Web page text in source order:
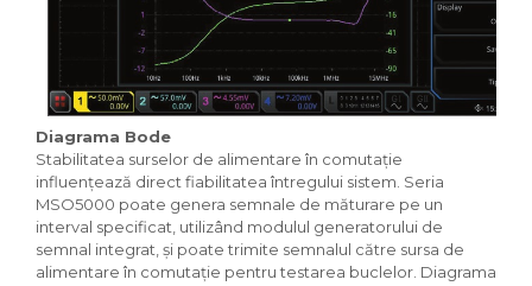
Diagrama Bode
Stabilitatea surselor de alimentare în comutație
influențează direct fiabilitatea întregului sistem. Seria
MSO5000 poate genera semnale de măturare pe un
interval specificat, utilizând modulul generatorului de
semnal integrat, și poate trimite semnalul către sursa de
alimentare în comutație pentru testarea buclelor. Diagrama